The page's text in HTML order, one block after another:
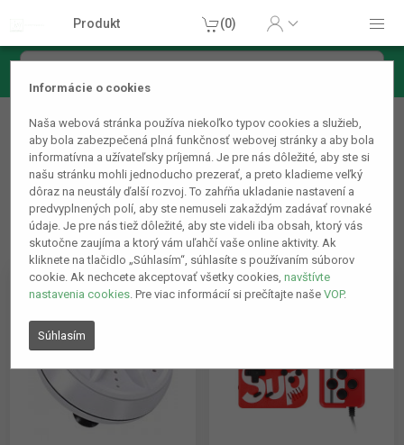
Informácie o cookies
Naša webová stránka používa niekoľko typov cookies a služieb,
aby bola zabezpečená plná funkčnosť webovej stránky a aby bola
informatívna a užívateľsky príjemná. Je pre nás dôležité, aby ste si
našu stránku mohli jednoducho prezerať, a preto kladieme veľký
dôraz na neustály ďalší rozvoj. To zahŕňa ukladanie nastavení a
predvyplnených polí, aby ste nemuseli zakaždým zadávať rovnaké
údaje. Je pre nás tiež dôležité, aby ste videli iba obsah, ktorý vás
skutočne zaujíma a ktorý vám uľahčí vaše online aktivity. Ak
kliknete na tlačidlo „Súhlasím“, súhlasíte s používaním súborov
cookie. Ak nechcete akceptovať všetky cookies,navštívte
nastavenia cookies. Pre viac informácií si prečítajte našeVOP.
Súhlasím
Produkt (0)
Produkty s poškodeným balením